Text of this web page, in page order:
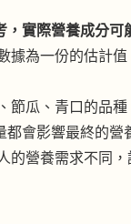
，實際營養成分可
據為一份的估計
節瓜、青口的品
都會影響最終的營
的營養需求不同